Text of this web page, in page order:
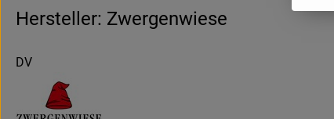
Hersteller: Zwergenwiese
DV